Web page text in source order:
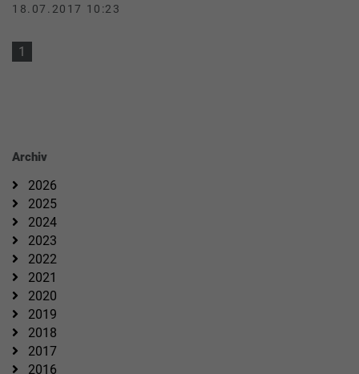
18.07.2017 10:23
1
Archiv
2026
2025
2024
2023
2022
2021
2020
2019
2018
2017
2016